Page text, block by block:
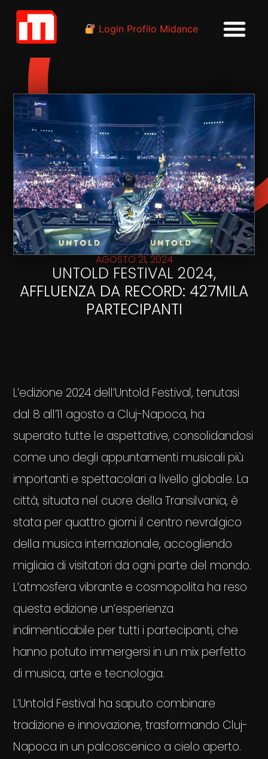
Login Profilo Midance
AGOSTO 21, 2024
UNTOLD FESTIVAL 2024,
AFFLUENZA DA RECORD: 427MILA
PARTECIPANTI
L’edizione 2024 dell’Untold Festival, tenutasi
dal 8 all’11 agosto a Cluj-Napoca, ha
superato tutte le aspettative, consolidandosi
come uno degli appuntamenti musicali più
importanti e spettacolari a livello globale. La
città, situata nel cuore della Transilvania, è
stata per quattro giorni il centro nevralgico
della musica internazionale, accogliendo
migliaia di visitatori da ogni parte del mondo.
L’atmosfera vibrante e cosmopolita ha reso
questa edizione un’esperienza
indimenticabile per tutti i partecipanti, che
hanno potuto immergersi in un mix perfetto
di musica, arte e tecnologia.
L’Untold Festival ha saputo combinare
tradizione e innovazione, trasformando Cluj-
Napoca in un palcoscenico a cielo aperto.